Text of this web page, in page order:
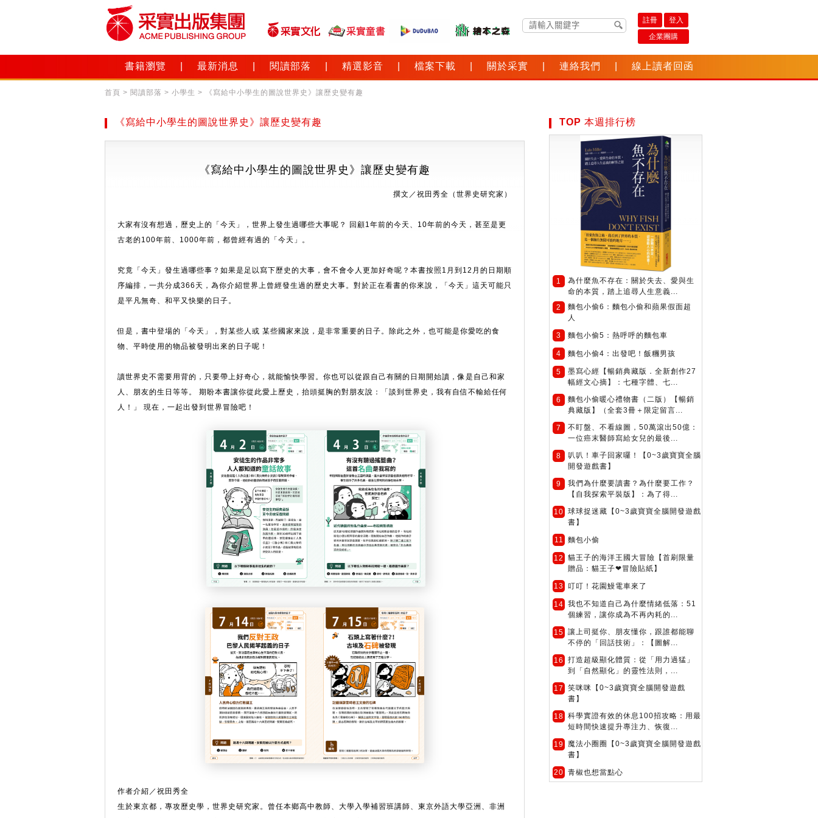
註冊
登入
企業團購
書籍瀏覽 最新消息 閱讀部落 精選影音 檔案下載 關於采實 連絡我們 線上讀者回函
首頁 > 閱讀部落 > 小學生 > 《寫給中小學生的圖說世界史》讓歷史變有趣
《寫給中小學生的圖說世界史》讓歷史變有趣
《寫給中小學生的圖說世界史》讓歷史變有趣
撰文／祝田秀全（世界史研究家）
大家有沒有想過，歷史上的「今天」，世界上發生過哪些大事呢？ 回顧1年前的今天、10年前的今天，甚至是更
古老的100年前、1000年前，都曾經有過的「今天」。
究竟「今天」發生過哪些事？如果是足以寫下歷史的大事，會不會令人更加好奇呢？本書按照1月到12月的日期順
序編排，一共分成366天，為你介紹世界上曾經發生過的歷史大事。對於正在看書的你來說，「今天」這天可能只
是平凡無奇、和平又快樂的日子。
但是，書中登場的「今天」，對某些人或 某些國家來說，是非常重要的日子。除此之外，也可能是你愛吃的食
物、平時使用的物品被發明出來的日子呢！
讀世界史不需要用背的，只要帶上好奇心，就能愉快學習。你也可以從跟自己有關的日期開始讀，像是自己和家
人、朋友的生日等等。 期盼本書讓你從此愛上歷史，抬頭挺胸的對朋友說：「談到世界史，我有自信不輸給任何
人！」 現在，一起出發到世界冒險吧！
作者介紹／祝田秀全
生於東京都，專攻歷史學，世界史研究家。曾任本鄉高中教師、大學入學補習班講師、東京外語大學亞洲、非洲
TOP 本週排行榜
1
為什麼魚不存在：關於失去、愛與生
命的本質，踏上追尋人生意義...
2
麵包小偷6：麵包小偷和蘋果假面超
人
3 麵包小偷5：熱呼呼的麵包車
4 麵包小偷4：出發吧！飯糰男孩
5
墨寫心經【暢銷典藏版．全新創作27
幅經文心摘】：七種字體、七...
6
麵包小偷暖心禮物書（二版）【暢銷
典藏版】（全套3冊＋限定留言...
7
不盯盤、不看線圖，50萬滾出50億：
一位癌末醫師寫給女兒的最後...
8
叭叭！車子回家囉！【0~3歲寶寶全腦
開發遊戲書】
9
我們為什麼要讀書？為什麼要工作？
【自我探索平裝版】：為了得...
10 球球捉迷藏【0~3歲寶寶全腦開發遊戲
書】
11 麵包小偷
12
貓王子的海洋王國大冒險【首刷限量
贈品：貓王子❤冒險貼紙】
13 叮叮！花園鰻電車來了
14 我也不知道自己為什麼情緒低落：51
個練習，讓你成為不再內耗的...
15 讓上司挺你、朋友懂你，跟誰都能聊
不停的「回話技術」：【圖解...
16
打造超級顯化體質：從「用力過猛」
到「自然顯化」的靈性法則，...
17
笑咪咪【0~3歲寶寶全腦開發遊戲
書】
18 科學實證有效的休息100招攻略：用最
短時間快速提升專注力、恢復...
19
魔法小圈圈【0~3歲寶寶全腦開發遊戲
書】
20 青椒也想當點心